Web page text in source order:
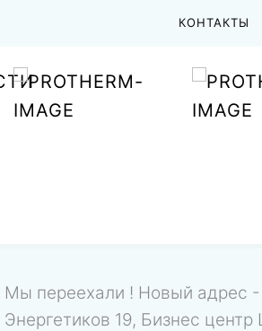
КОНТАКТЫ
Мы переехали ! Новый адрес -
Энергетиков 19, Бизнес центр